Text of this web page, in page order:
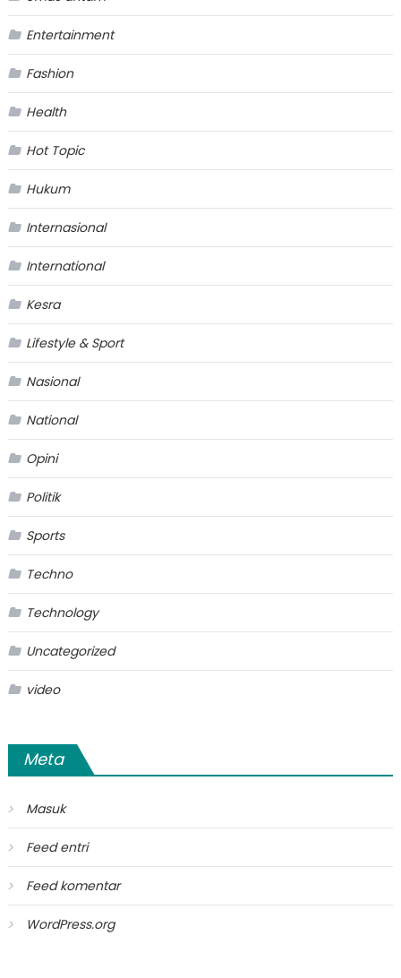
Entertainment
Fashion
Health
Hot Topic
Hukum
Internasional
International
Kesra
Lifestyle & Sport
Nasional
National
Opini
Politik
Sports
Techno
Technology
Uncategorized
video
Meta
Masuk
Feed entri
Feed komentar
WordPress.org